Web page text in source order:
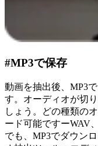
#MP3で保存
動画を抽出後、MP3
す。オーディオが切
しょう。どの種類の
ード可能ですーWAV
でも、MP3でダウン